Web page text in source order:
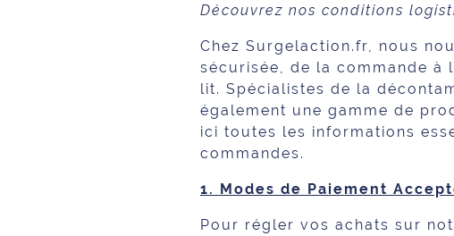
Découvrez nos conditions
Chez Surgelaction.fr, nous
sécurisée, de la commande
lit. Spécialistes de la
également une gamme de
ici toutes les informations
commandes.
1. Modes de Paiement
Pour régler vos achats sur